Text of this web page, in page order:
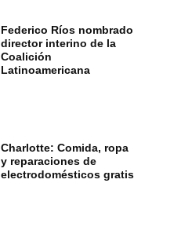
Federico Ríos nombrado
director interino de la
Coalición
Latinoamericana
Charlotte: Comida, ropa
y reparaciones de
electrodomésticos gratis